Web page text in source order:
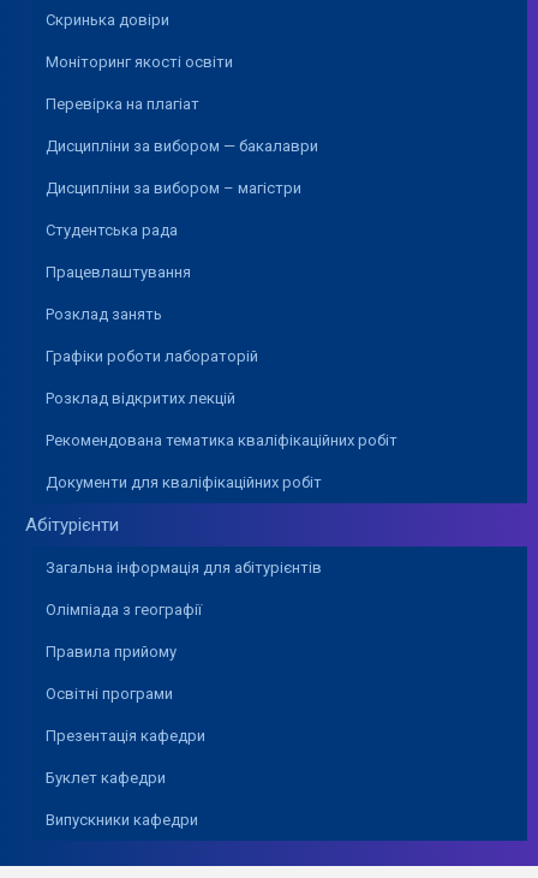
Скринька довіри
Моніторинг якості освіти
Перевірка на плагіат
Дисципліни за вибором — бакалаври
Дисципліни за вибором – магістри
Студентська рада
Працевлаштування
Розклад занять
Графіки роботи лабораторій
Розклад відкритих лекцій
Рекомендована тематика кваліфікаційних робіт
Документи для кваліфікаційних робіт
Абітурієнти
Загальна інформація для абітурієнтів
Олімпіада з географії
Правила прийому
Освітні програми
Презентація кафедри
Буклет кафедри
Випускники кафедри